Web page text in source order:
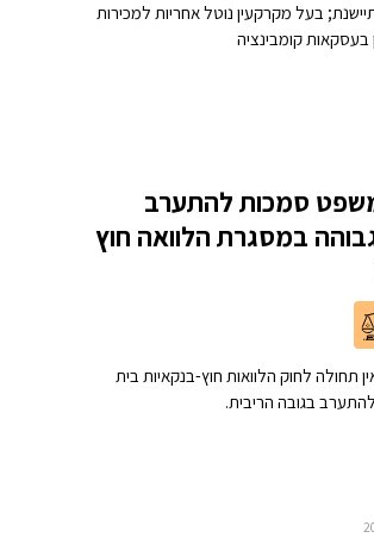
בעל מקרקעין נוטל אחריות למכירות
בעסקאות קומבינציה
סמכות להתערב
במסגרת הלוואה חוץ
תחולה לחוק הלוואות חוץ-בנקאיות בית
בגובה הריבית.